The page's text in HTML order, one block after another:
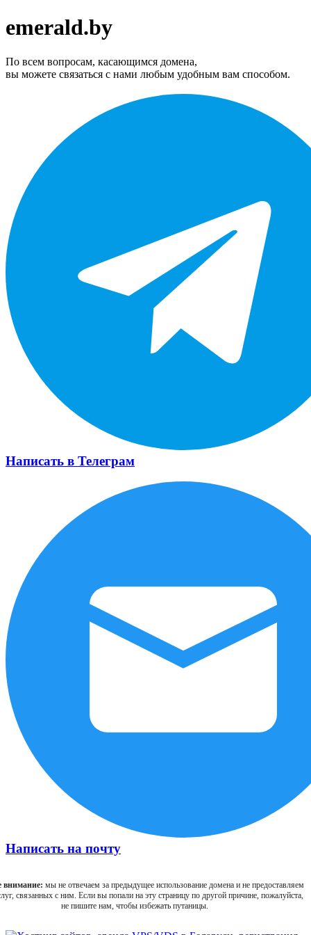
emerald.by
По всем вопросам, касающимся домена,
вы можете связаться с нами любым удобным вам способом.
Написать в Телеграм
Написать на почту
внимание: мы не отвечаем за предыдущее использование домена и не предоставляем
связанных с ним. Если вы попали на эту страницу по другой причине, пожалуйста,
не пишите нам, чтобы избежать путаницы.